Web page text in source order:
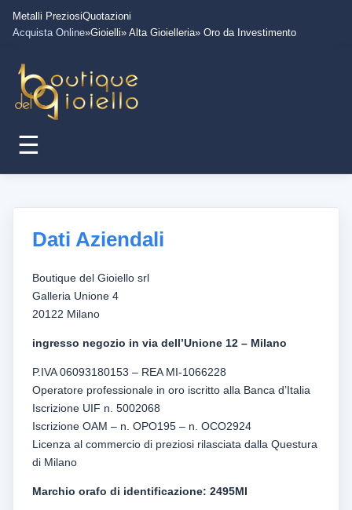
Metalli PreziosiQuotazioni
Acquista Online»Gioielli» Alta Gioielleria» Oro da Investimento
☰
Dati Aziendali
Boutique del Gioiello srl
Galleria Unione 4
20122 Milano
ingresso negozio in via dell’Unione 12 – Milano
P.IVA 06093180153 – REA MI-1066228
Operatore professionale in oro iscritto alla Banca d’Italia
Iscrizione UIF n. 5002068
Iscrizione OAM – n. OPO195 – n. OCO2924
Licenza al commercio di preziosi rilasciata dalla Questura
di Milano
Marchio orafo di identificazione: 2495MI